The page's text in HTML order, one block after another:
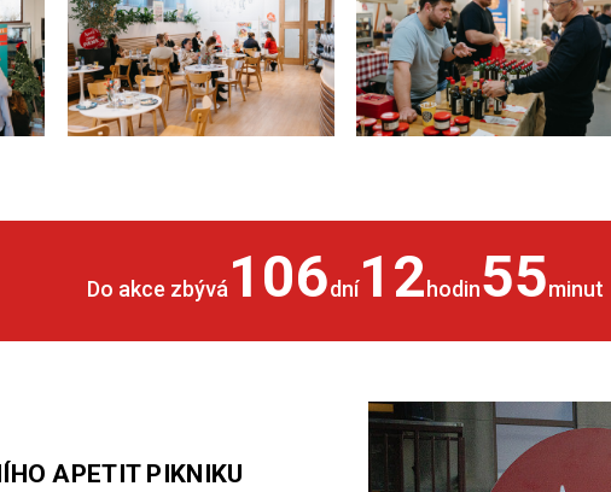
Do akce zbývá 106dní12 hodin55minut
APETIT PIKNIKU